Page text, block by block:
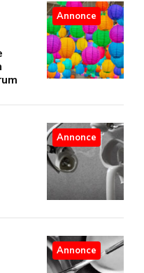
Annonce
Annonce
Annonce